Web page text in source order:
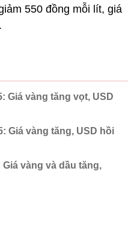
550 đồng mỗi lít, giá
Giá vàng tăng vọt, USD
Giá vàng tăng, USD hồi
vàng và dầu tăng,